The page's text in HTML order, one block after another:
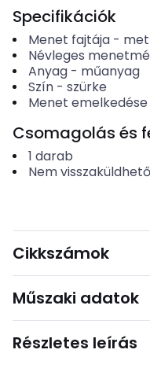
Specifikációk
Menet fajtája-
Névleges
Anyag- műanyag
Szín- szürke
Menet emelkedése
Csomagolás és
1 darab
Nem
Cikkszámok
Műszaki adatok
Részletes leírás